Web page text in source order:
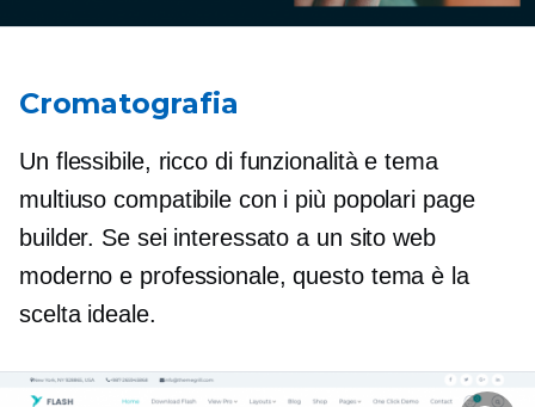
Cromatografia
Un flessibile, ricco di funzionalitàe tema
multiuso compatibile con i più popolari page
builder. Se sei interessato a un sito web
moderno e professionale, questo tema è la
scelta ideale.